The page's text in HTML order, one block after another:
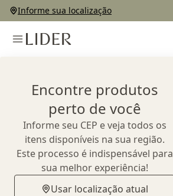
Informe sua localização
Encontre produtos
perto de você
Informe seu CEP e veja todos os
itens disponíveis na sua região.
Este processo é indispensável para
sua melhor experiência!
Usar localização atual
Complementos e Decorações
Ordenar